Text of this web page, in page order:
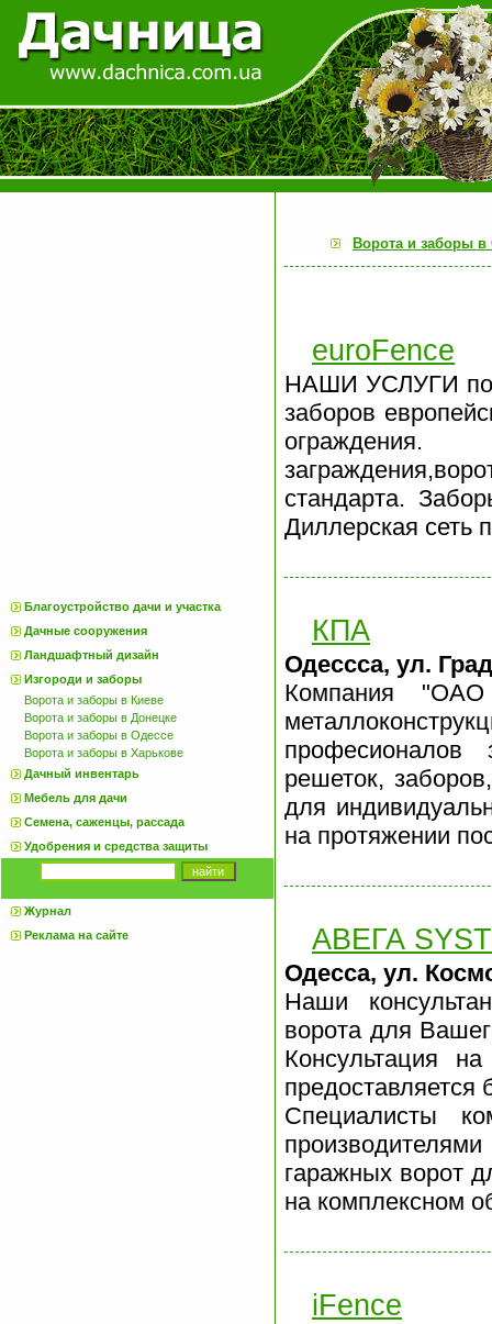
Благоустройство дачи и участка
Дачные сооружения
Ландшафтный дизайн
Изгороди и заборы
Ворота и заборы в Киеве
Ворота и заборы в Донецке
Ворота и заборы в Одессе
Ворота и заборы в Харькове
Дачный инвентарь
Мебель для дачи
Семена, саженцы, рассада
Удобрения и средства защиты
Журнал
Реклама на сайте
Ворота и заборы в
euroFence
НАШИ УСЛУГИ по
заборов
стандарта.
Диллерская сеть
КПА
Одессса, ул.
Компания "ОАО
професионалов
решеток,
для
на протяжении
АВЕГА
Одесса, ул.
Наши
ворота для
Консультация
предоставляется
Специалисты
гаражных ворот
на комплексном
iFence